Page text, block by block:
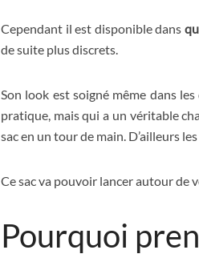
Cependant il est disponible dans
de suite plus discrets.
Son look est soigné même dans
pratique, mais qui a un véritable
sac en un tour de main. D’ailleurs
Ce sac va pouvoir lancer autour de
Pourquoi